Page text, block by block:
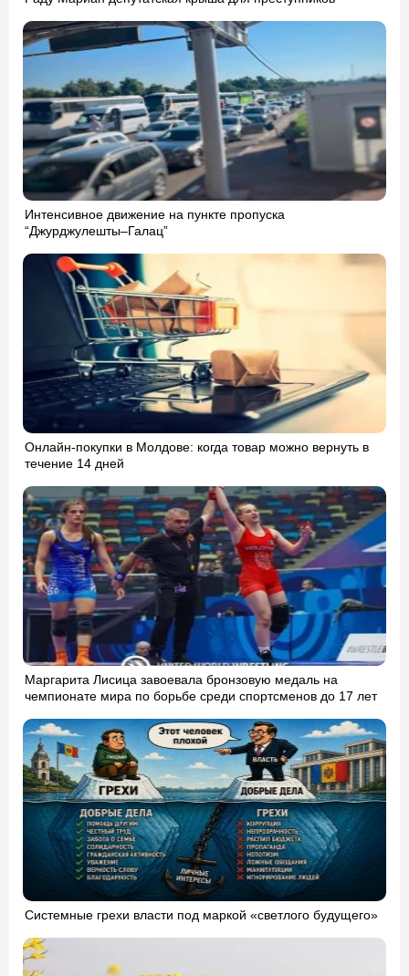
Интенсивное движение на пункте пропуска
“Джурджулешты–Галац”
Онлайн-покупки в Молдове: когда товар можно вернуть в
течение 14 дней
Маргарита Лисица завоевала бронзовую медаль на
чемпионате мира по борьбе среди спортсменов до 17 лет
Системные грехи власти под маркой «светлого будущего»